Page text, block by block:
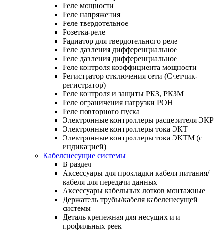
Реле мощности
Реле напряжения
Реле твердотельное
Розетка-реле
Радиатор для твердотельного реле
Реле давления дифференциальное
Реле давления дифференциальное
Реле контроля коэффициента мощности
Регистратор отключения сети (Счетчик-
регистратор)
Реле контроля и защиты РКЗ, РКЗМ
Реле ограничения нагрузки РОН
Реле повторного пуска
Электронные контроллеры расцерителя ЭКР
Электронные контроллеры тока ЭКТ
Электронные контроллеры тока ЭКТМ (с
индикацией)
Кабеленесущие системы
В раздел
Аксессуары для прокладки кабеля питания/
кабеля для передачи данных
Аксессуары кабельных лотков монтажные
Держатель трубы/кабеля кабеленесущей
системы
Деталь крепежная для несущих и и
профильных реек